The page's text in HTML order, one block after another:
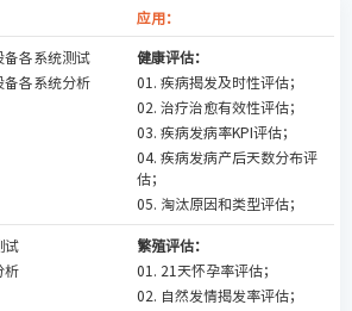
应用：
备各系统测试
备各系统分析
健康评估：
01. 疾病揭发及时性评估；
02. 治疗治愈有效性评估；
03. 疾病发病率KPI评估；
04. 疾病发病产后天数分布评
估；
05. 淘汰原因和类型评估；
试
析
繁殖评估：
01. 21天怀孕率评估；
02. 自然发情揭发率评估；